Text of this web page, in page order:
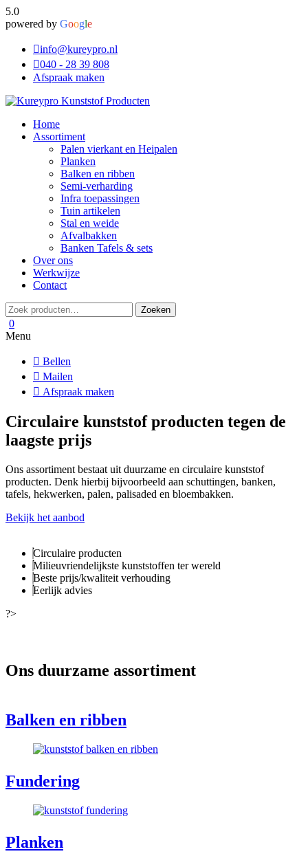
5.0
powered by Google
info@kureypro.nl
040 - 28 39 808
Afspraak maken
Home
Assortiment
Palen vierkant en Heipalen
Planken
Balken en ribben
Semi-verharding
Infra toepassingen
Tuin artikelen
Stal en weide
Afvalbakken
Banken Tafels & sets
Over ons
Werkwijze
Contact
Zoeken
naar:
Zoeken
0
Menu
Bellen
Mailen
Afspraak maken
Circulaire kunststof producten tegen de
laagste prijs
Ons assortiment bestaat uit duurzame en circulaire kunststof
producten. Denk hierbij bijvoorbeeld aan schuttingen, banken,
tafels, hekwerken, palen, palisaded en bloembakken.
Bekijk het aanbod
Circulaire producten
Milieuvriendelijkste kunststoffen ter wereld
Beste prijs/kwaliteit verhouding
Eerlijk advies
?>
Ons duurzame assortiment
Balken en ribben
Fundering
Planken